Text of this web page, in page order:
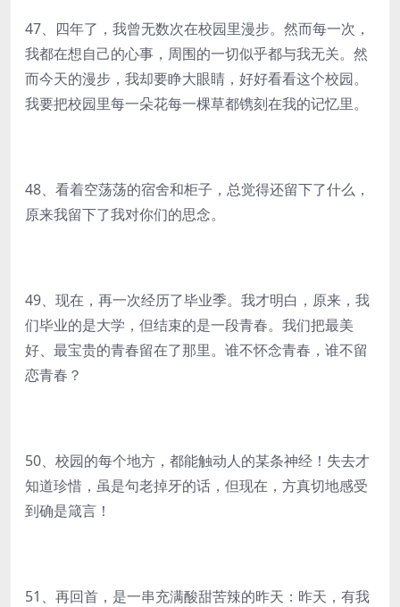
47、四年了，我曾无数次在校园里漫步。然而每一次，
我都在想自己的心事，周围的一切似乎都与我无关。然
而今天的漫步，我却要睁大眼睛，好好看看这个校园。
我要把校园里每一朵花每一棵草都镌刻在我的记忆里。
48、看着空荡荡的宿舍和柜子，总觉得还留下了什么，
原来我留下了我对你们的思念。
49、现在，再一次经历了毕业季。我才明白，原来，我
们毕业的是大学，但结束的是一段青春。我们把最美
好、最宝贵的青春留在了那里。谁不怀念青春，谁不留
恋青春？
50、校园的每个地方，都能触动人的某条神经！失去才
知道珍惜，虽是句老掉牙的话，但现在，方真切地感受
到确是箴言！
51、再回首，是一串充满酸甜苦辣的昨天：昨天，有我